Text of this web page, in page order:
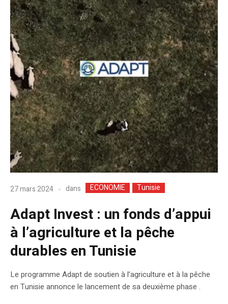
27 mars 2024 dans ECONOMIE Tunisie
Adapt Invest : un fonds d’appui
à l’agriculture et la pêche
durables en Tunisie
Le programme Adapt de soutien à l’agriculture et à la pêche
en Tunisie annonce le lancement de sa deuxième phase .